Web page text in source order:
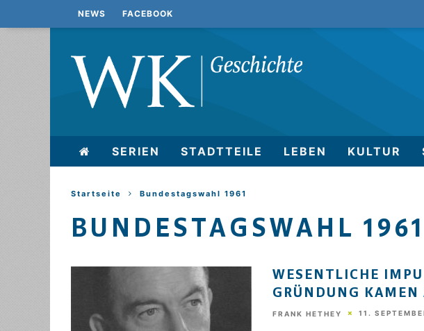
NEWS FACEBOOK
SERIEN STADTTEILE LEBEN KULTUR
Startseite Bundestagswahl 1961
BUNDESTAGSWAHL 1961
WESENTLICHE
GRÜNDUNG KAMEN
FRANK HETHEY 11.